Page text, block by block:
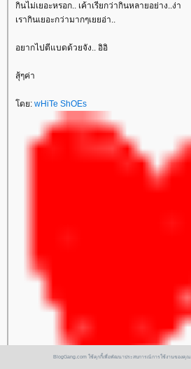
กินไม่เยอะหรอก.. เค้าเรียกว่ากินหลายอย่าง..ง่า
เรากินเยอะกว่ามากๆเยยอ่า..
อยากไปตีแบดด้วยจัง.. อิอิ
สุ้ๆค่า
ดย: wHiTe ShOEs
BlogGang.com ใช้คุกกี้เพื่อพัฒนาประสบการณ์การใช้งานของคุณ